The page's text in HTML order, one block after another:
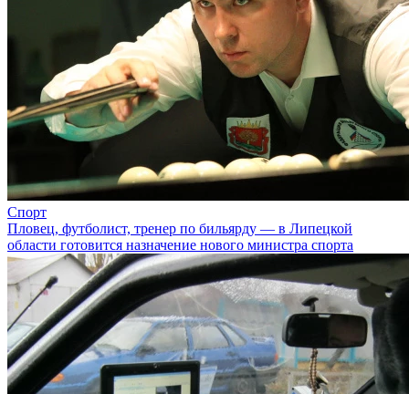
Спорт
Пловец, футболист, тренер по бильярду — в Липецкой
области готовится назначение нового министра спорта